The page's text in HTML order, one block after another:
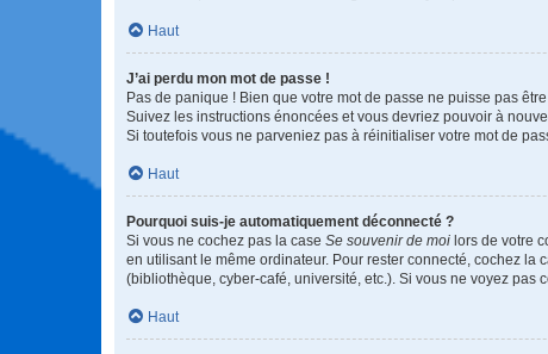
Haut
J’ai perdu mon mot de passe !
Pas de panique ! Bien que votre mot de passe ne puisse pas
Suivez les instructions énoncées et vous devriez pouvoir à
Si toutefois vous ne parveniez pas à réinitialiser votre mot de
Haut
Pourquoi suis-je automatiquement déconnecté ?
Si vous ne cochez pas la case Se souvenir de moi lors de votre
en utilisant le même ordinateur. Pour rester connecté, cochez la
(bibliothèque, cyber-café, université, etc.). Si vous ne voyez pas
Haut